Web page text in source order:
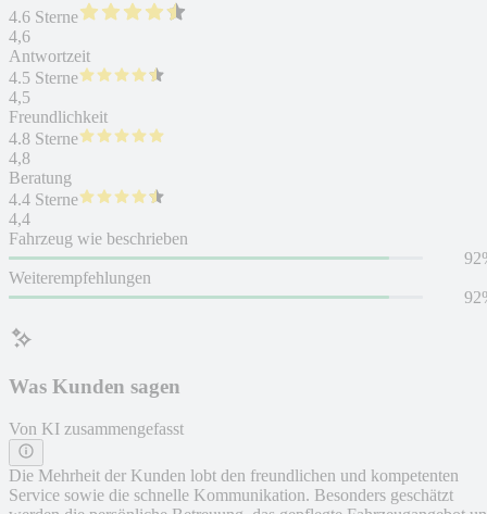
Was Kunden sagen
Von KI zusammengefasst
Die Mehrheit der Kunden lobt den freundlichen und kompetenten
Service sowie die schnelle Kommunikation. Besonders geschätzt
4.6 Sterne
4,6
Antwortzeit
4.5 Sterne
4,5
Freundlichkeit
4.8 Sterne
4,8
Beratung
4.4 Sterne
4,4
Fahrzeug wie beschrieben
Weiterempfehlungen